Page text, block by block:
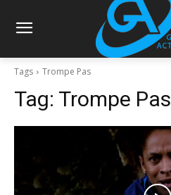
Tags Trompe Pas
Tag: Trompe Pas